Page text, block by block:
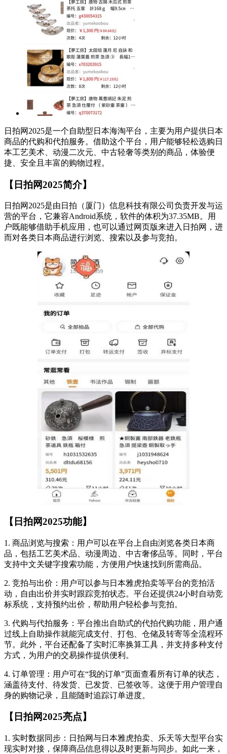
日拍网2025是一个自助型日本海淘平台，主要为用户提供日本
商品的代购和代拍服务。借助这个平台，用户能够轻松选购日
本工艺美术、动漫二次元、中古轻奢等类别的商品，体验便
捷、安全且丰富的购物过程。
【日拍网2025简介】
日拍网2025是由日拍（厦门）信息科技有限公司负责开发与运
营的平台，它兼容Android系统，软件的体积为37.35MB。用
户既能够借助手机应用，也可以通过网页版来进入日拍网，进
而对各类日本商品进行浏览、搜索以及参与竞拍。
【日拍网2025功能】
1. 商品浏览与搜索：用户可以在平台上自由浏览各类日本商
品，包括工艺美术品、动漫周边、中古奢侈品等。同时，平台
支持中文关键字搜索功能，方便用户快速找到所需商品。
2. 竞拍与出价：用户可以参与日本雅虎拍卖等平台的竞拍活
动，自由出价并实时跟踪竞拍状态。平台还提供24小时自动竞
标系统，支持预约出价，帮助用户轻松参与竞拍。
3. 代购与代拍服务：平台推出自助式的代拍代购功能，用户通
过线上自助操作就能完成支付、打包、仓储及转寄等全流程环
节。此外，平台还配备了实时汇率换算工具，并支持多种支付
方式，为用户的交易操作提供便利。
4. 订单管理：用户可在“我的订单”页面查看所有订单的状态，
涵盖待支付、待发货、已发货、已签收等。这便于用户管理自
身的购物记录，且能随时追踪订单进度。
【日拍网2025亮点】
1. 实时数据同步：日拍网与日本雅虎拍卖、乐天等大型平台实
现实时对接，保障商品信息得以及时更新与同步。如此一来，